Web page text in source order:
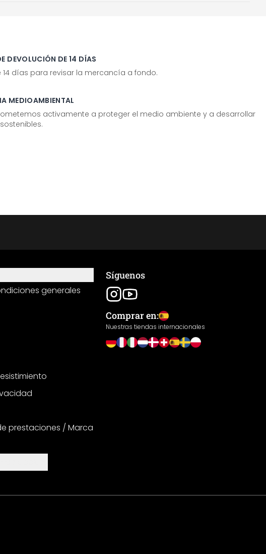
DEVOLUCIÓN DE 14 DÍAS
14 días para revisar la mercancía a fondo.
MEDIOAMBIENTAL
activamente a proteger el medio ambiente y a desarrollar
generales
prestaciones / Marca
Síguenos
Comprar en:
Nuestras tiendas internacionales